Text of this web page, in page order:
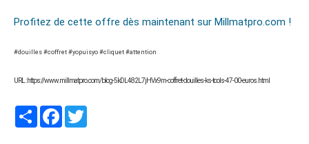
Profitez de cette offre dès maintenant sur Millmatpro.com !
#douilles #coffret #yopuisyo #cliquet #attention
URL : https://www.millmatpro.com/blog-5kDL482L7jHVx9m-coffret-douilles-ks-tools-47-00-euros.html
PartagerFacebook